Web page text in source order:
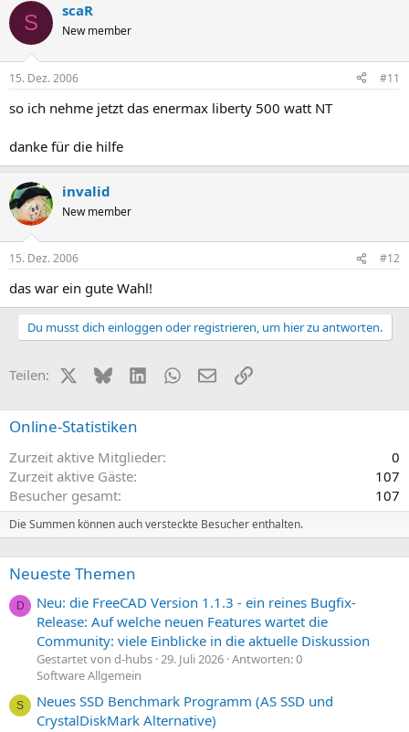
S scaR
New member
15. Dez. 2006 #11
so ich nehme jetzt das enermax liberty 500 watt NT
danke für die hilfe
invalid
New member
15. Dez. 2006 #12
das war ein gute Wahl!
Du musst dich einloggen oder registrieren, um hier zu antworten.
Teilen: X (Twitter)
BlueskyLinkedInWhatsApp
E-MailLink
Online-Statistiken
Zurzeit aktive Mitglieder
0
Zurzeit aktive Gäste
107
Besucher gesamt
107
Die Summen können auch versteckte Besucher enthalten.
Neueste Themen
D
Neu: die FreeCAD Version 1.1.3 - ein reines Bugfix-
Release: Auf welche neuen Features wartet die
Community: viele Einblicke in die aktuelle Diskussion
Gestartet von d-hubs 29. Juli 2026 Antworten: 0
Software Allgemein
S
Neues SSD Benchmark Programm (AS SSD und
CrystalDiskMark Alternative)